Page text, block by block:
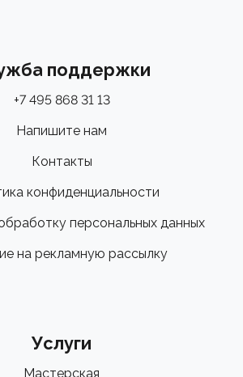
поддержки
+7 495 868 31 13
Напишите нам
Контакты
конфиденциальности
персональных данных
на рекламную рассылку
Услуги
Мастерская